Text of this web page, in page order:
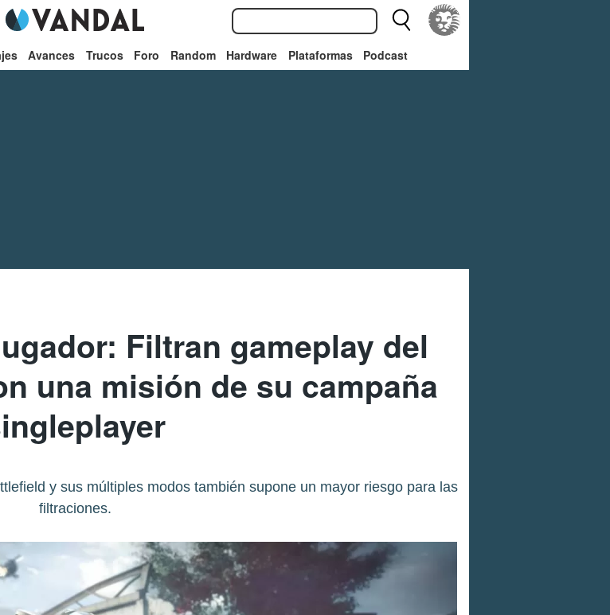
Avances Trucos Foro Random Hardware Plataformas Podcast
Filtran gameplay del
una misión de su campaña
y sus múltiples modos también supone un mayor riesgo para las
filtraciones.